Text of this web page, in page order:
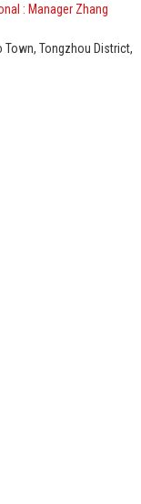
: Manager Zhang
Town, Tongzhou District,